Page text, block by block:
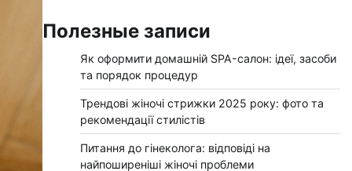
Полезные записи
Як оформити домашній SPA-салон: ідеї, засоби
та порядок процедур
Трендові жіночі стрижки 2025 року: фото та
рекомендації стилістів
Питання до гінеколога: відповіді на
найпоширеніші жіночі проблеми